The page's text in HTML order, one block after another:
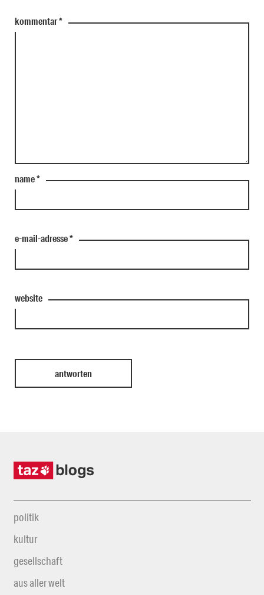
kommentar*
name*
e-mail-adresse*
website
politik
kultur
gesellschaft
aus aller welt